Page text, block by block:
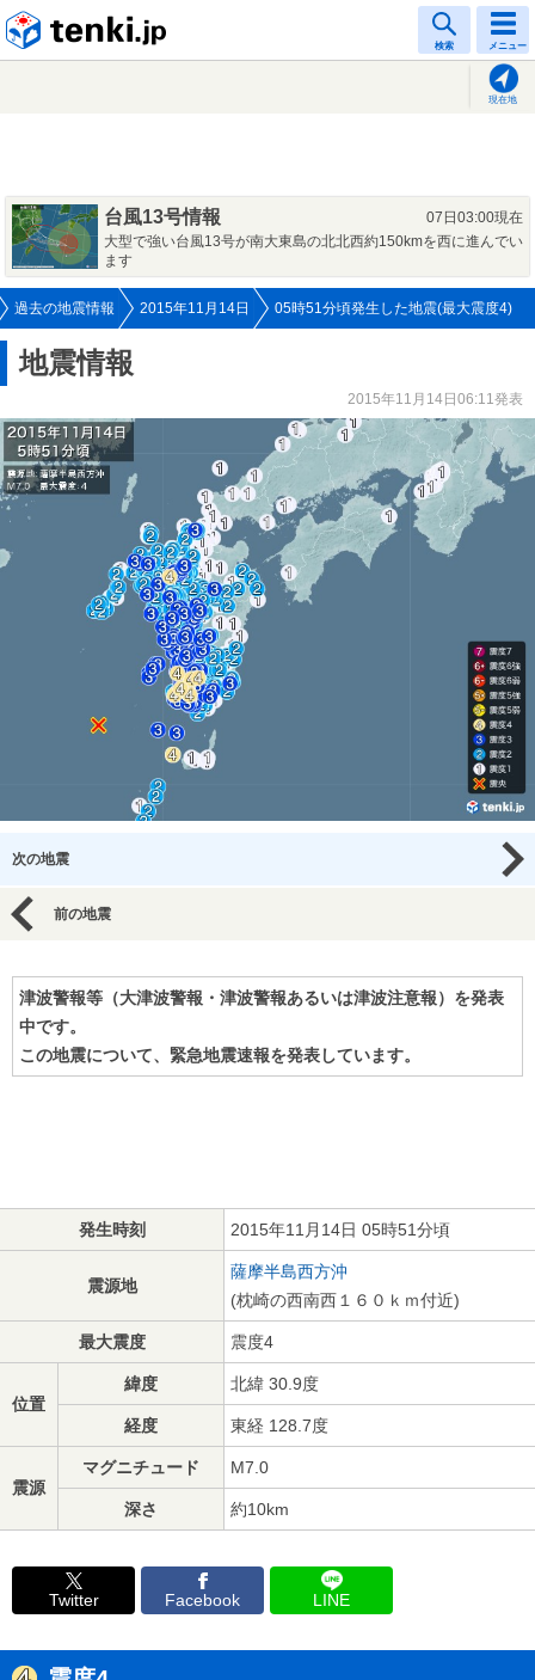
検索 メニュー
現在地
台風13号情報
07日03:00現在
大型で強い台風13号が南大東島の北北西約150kmを西に進んでい
ます
過去の地震情報 2015年11月14日 05時51分頃発生した地震(最大震度4)
地震情報
2015年11月14日06:11発表
次の地震
前の地震
津波警報等（大津波警報・津波警報あるいは津波注意報）を発表
中です。
この地震について、緊急地震速報を発表しています。
発生時刻 2015年11月14日 05時51分頃
震源地
薩摩半島西方沖
(枕崎の西南西１６０ｋｍ付近)
最大震度 震度4
位置
緯度 北緯 30.9度
経度 東経 128.7度
震源
マグニチュード M7.0
深さ 約10km
Twitter Facebook LINE